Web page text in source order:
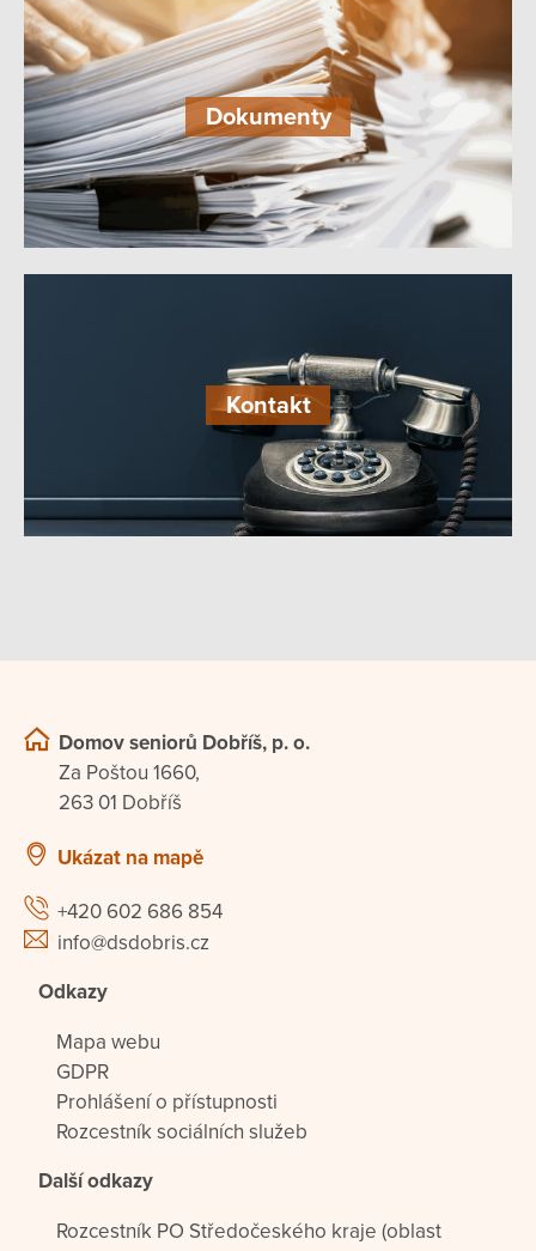
Dokumenty
Kontakt
Domov seniorů Dobříš, p. o.
Za Poštou 1660,
263 01 Dobříš
Ukázat na mapě
+420 602 686 854
info@dsdobris.cz
Odkazy
Mapa webu
GDPR
Prohlášení o přístupnosti
Rozcestník sociálních služeb
Další odkazy
Rozcestník PO Středočeského kraje (oblast